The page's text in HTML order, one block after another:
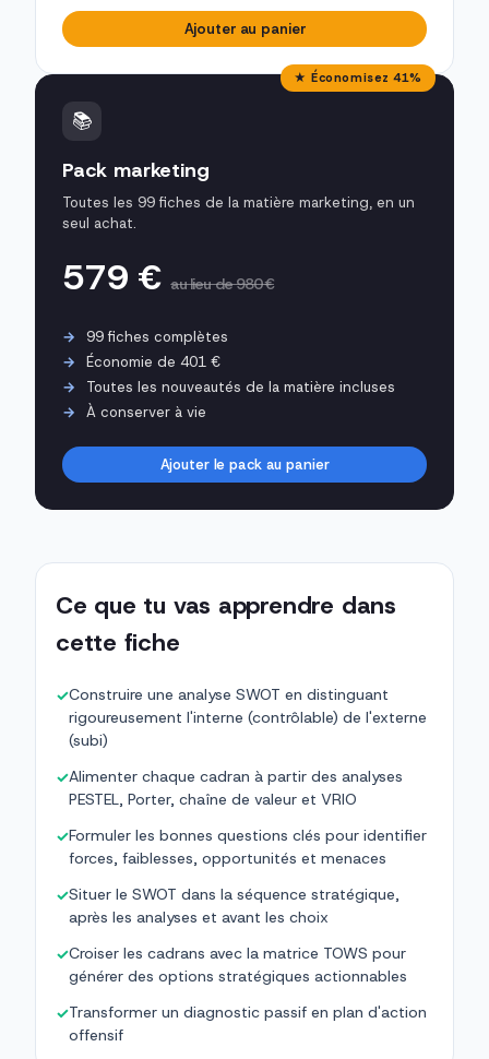
Ajouter au panier
★ Économisez 41%
📚
Pack marketing
Toutes les 99 fiches de la matière marketing, en un
seul achat.
579 €au lieu de 980 €
99 fiches complètes
Économie de 401 €
Toutes les nouveautés de la matière incluses
À conserver à vie
Ajouter le pack au panier
Ce que tu vas apprendre dans
cette fiche
✓Construire une analyse SWOT en distinguant
rigoureusement l'interne (contrôlable) de l'externe
(subi)
✓Alimenter chaque cadran à partir des analyses
PESTEL, Porter, chaîne de valeur et VRIO
✓Formuler les bonnes questions clés pour identifier
forces, faiblesses, opportunités et menaces
✓Situer le SWOT dans la séquence stratégique,
après les analyses et avant les choix
✓Croiser les cadrans avec la matrice TOWS pour
générer des options stratégiques actionnables
✓Transformer un diagnostic passif en plan d'action
offensif